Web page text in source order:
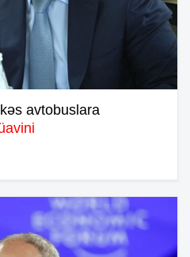
avtobuslara